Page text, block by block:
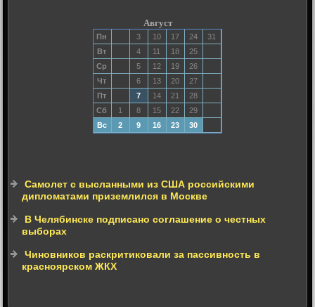
Август
Пн 3 10 17 24
31
Вт
4 11 18
25
Ср
5 12 19
26
Чт
6 13 20
27
Пт
7 14 21
28
Сб
1 8 15 22
29
Вс
2 9 16 23 30
Самолет с высланными из США российскими
дипломатами приземлился в Москве
В Челябинске подписано соглашение о честных
выборах
Чиновников раскритиковали за пассивность в
красноярском ЖКХ